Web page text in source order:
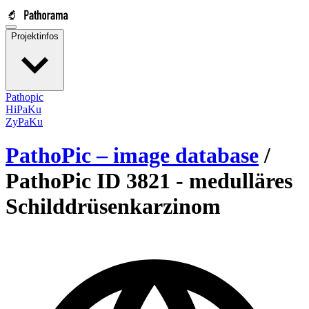
Projektinfos
Pathopic
HiPaKu
ZyPaKu
PathoPic – image database /
PathoPic ID 3821 - medulläres
Schilddrüsenkarzinom